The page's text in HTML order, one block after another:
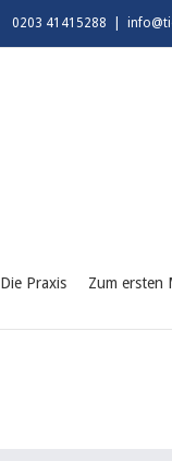
0203 41415288
Die Praxis Zum ersten